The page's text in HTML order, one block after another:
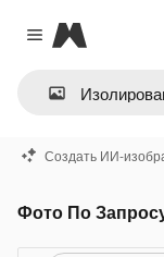
Close menu
Magnific
Создать ИИ-
Фото По